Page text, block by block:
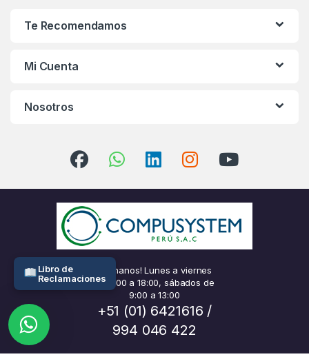
Te Recomendamos
Mi Cuenta
Nosotros
¡Llámanos! Lunes a viernes
de 9:00 a 18:00, sábados de
9:00 a 13:00
+51 (01) 6421616 /
994 046 422
Libro de
Reclamaciones